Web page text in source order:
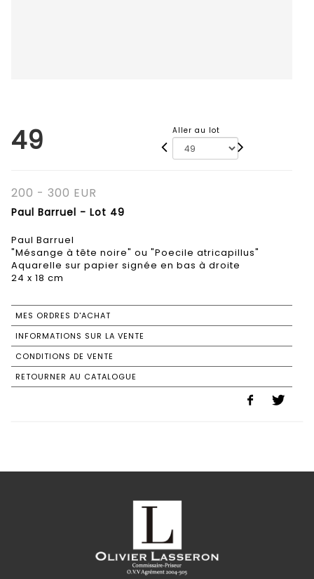
49 Aller au lot
200 - 300 EUR
Paul Barruel - Lot 49
Paul Barruel
"Mésange à tête noire" ou "Poecile atricapillus"
Aquarelle sur papier signée en bas à droite
24 x 18 cm
MES ORDRES D'ACHAT
INFORMATIONS SUR LA VENTE
CONDITIONS DE VENTE
RETOURNER AU CATALOGUE